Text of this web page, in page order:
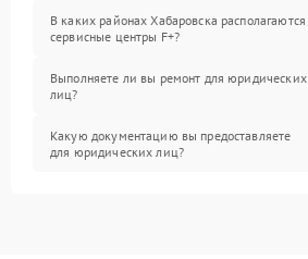
В каких районах Хабаровска располагаются
сервисные центры F+?
Выполняете ли вы ремонт для юридических
лиц?
Какую документацию вы предоставляете
для юридических лиц?